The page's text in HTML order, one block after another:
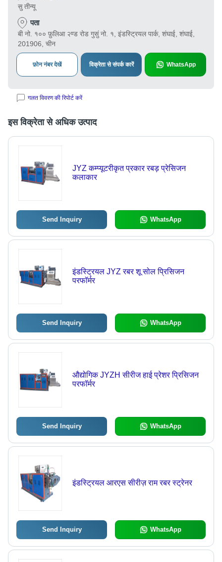
सु तीन्यू
पता
बी नो. १०० फ़ुलिआ २ण्ड रोड गुसुं नो. १, इंडस्ट्रियल पार्क, शंघाई, शंघाई,
201906, चीन
फ़ोन नंबर देखें विक्रेता से संपर्क कारें WhatsApp
गलत विवरण की रिपोर्ट करें
इस विक्रेता से अधिक उत्पाद
JYZ कम्प्यूटरीकृत प्रकार रबड़ प्रेसिजन
कलाकार
Send Inquiry WhatsApp
इंडस्ट्रियल JYZ रबर शू सोल प्रिसिजन
परफॉर्मर
Send Inquiry WhatsApp
औद्योगिक JYZH सीरीज हाई प्रेशर प्रिसिजन
परफॉर्मर
Send Inquiry WhatsApp
इंडस्ट्रियल आरएस सीरीज़ राम रबर स्ट्रेनर
Send Inquiry WhatsApp